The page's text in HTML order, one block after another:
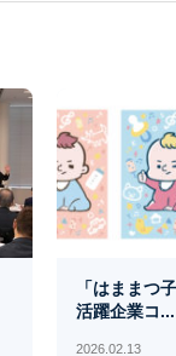
「はままつ
活躍企業コ...
2026.02.13